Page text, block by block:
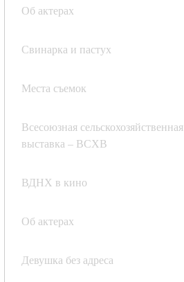
Об актерах
Свинарка и пастух
Места съемок
Всесоюзная сельскохозяйственная
выставка – ВСХВ
ВДНХ в кино
Об актерах
Девушка без адреса